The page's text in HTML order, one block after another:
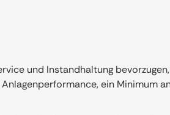
und Instandhaltung
ein Minimum